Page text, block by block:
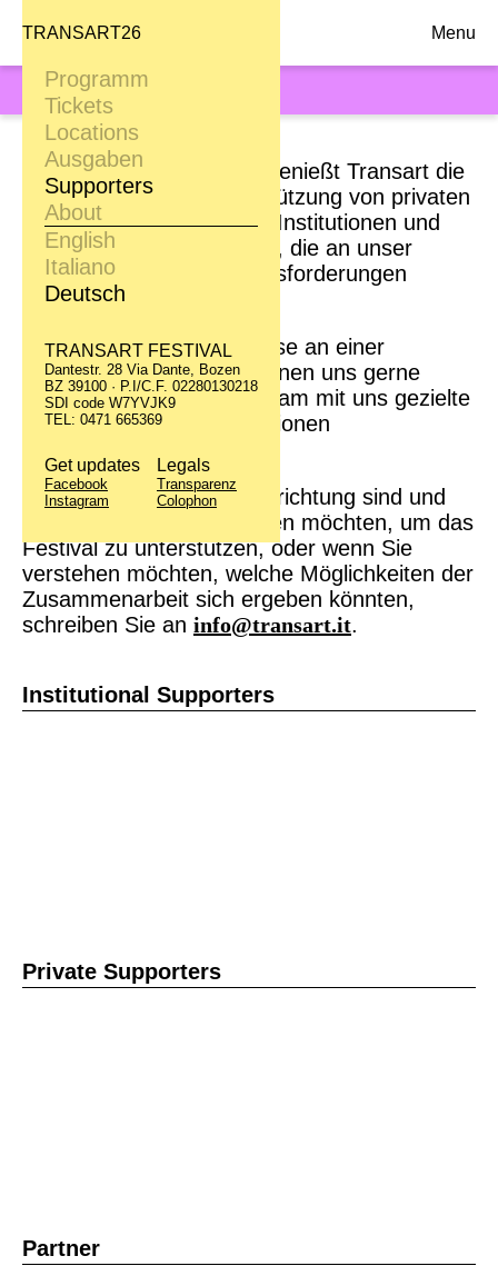
TRANSART26 Menu
Programm
Tickets
Locations
Ausgaben
Supporters
About
English
Italiano
Deutsch
TRANSART FESTIVAL
Dantestr. 28 Via Dante, Bozen
BZ 39100 · P.I/C.F. 02280130218
SDI code W7YVJK9
TEL: 0471 665369
Get updates
Facebook
Instagram
Legals
Transparenz
Colophon
SUPPORTERS
Seit der ersten Ausgabe genießt Transart die
Anerkennung und Unterstützung von privaten
Unternehmen, kulturellen Institutionen und
öffentlichen Einrichtungen, die an unser
Projekt und unsere Herausforderungen
geglaubt haben.
Unternehmen, die Interesse an einer
Unterstützung haben, können uns gerne
kontaktieren, um gemeinsam mit uns gezielte
Werbe-und Marketing-Aktionen
Wenn Sie eine private Einrichtung sind und
mit uns Kontakt aufnehmen möchten, um das
Festival zu unterstützen, oder wenn Sie
verstehen möchten, welche Möglichkeiten der
Zusammenarbeit sich ergeben könnten,
schreiben Sie an info@transart.it.
Institutional Supporters
Private Supporters
Partner